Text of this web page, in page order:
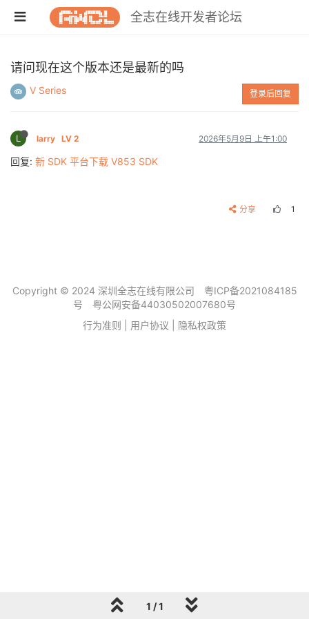
全志在线开发者论坛
请问现在这个版本还是最新的吗
V Series 登录后回复
L larry LV 2 2026年5月9日 上午1:00
回复: 新 SDK 平台下载 V853 SDK
分享 1
1 / 1
Copyright © 2024 深圳全志在线有限公司
粤ICP备2021084185
号
粤公网安备44030502007680号
行为准则
用户协议 隐私权政策